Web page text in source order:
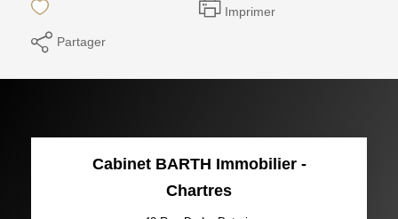
Imprimer
Partager
Cabinet BARTH Immobilier -
Chartres